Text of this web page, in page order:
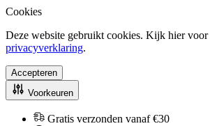
Cookies
Deze website gebruikt cookies. Kijk hier voor
privacyverklaring.
Accepteren
Voorkeuren
Gratis verzonden vanaf €30